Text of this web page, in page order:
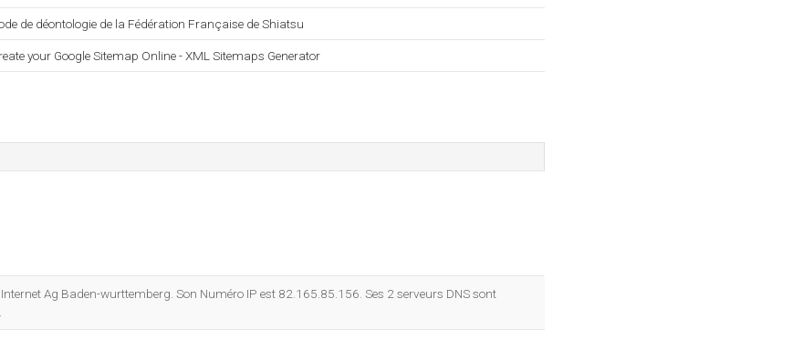
de déontologie de la Fédération Française de Shiatsu
your Google Sitemap Online - XML Sitemaps Generator
Ag Baden-wurttemberg. Son Numéro IP est 82.165.85.156. Ses 2 serveurs DNS sont